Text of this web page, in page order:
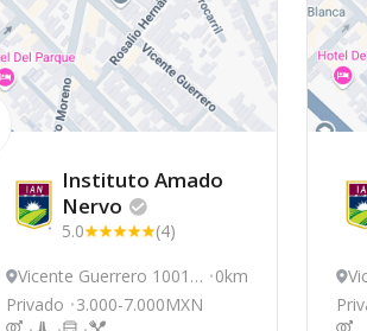
Instituto Amado
Nervo
5.0
(4)
Vicente Guerrero 1001,
Camargo
0km
Privado
3.000-7.000MXN
1,